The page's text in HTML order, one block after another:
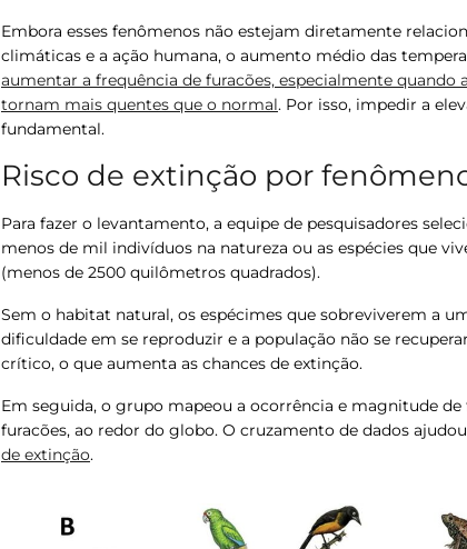
Embora esses fenômenos não estejam diretamente
climáticas e a ação humana, o aumento médio das
aumentar a frequência de furacões, especialmente quando
tornam mais quentes que o normal. Por isso, impedir a
fundamental.
Risco de extinção por
Para fazer o levantamento, a equipe de pesquisadores
menos de mil indivíduos na natureza ou as espécies que
(menos de 2500 quilômetros quadrados).
Sem o habitat natural, os espécimes que sobreviverem a
dificuldade em se reproduzir e a população não se
crítico, o que aumenta as chances de extinção.
Em seguida, o grupo mapeou a ocorrência e magnitude
furacões, ao redor do globo. O cruzamento de dados
de extinção.